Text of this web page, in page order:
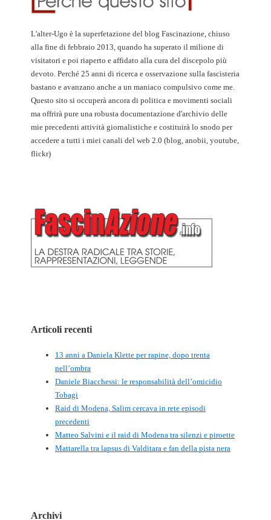
L'alter-Ugo è la superfetazione del blog Fascinazione, chiuso
alla fine di febbraio 2013, quando ha superato il milione di
visitatori e poi riaperto e affidato alla cura del discepolo più
devoto. Perché 25 anni di ricerca e osservazione sulla fascisteria
bastano e avanzano anche a un maniaco compulsivo come me.
Questo sito si occuperà ancora di politica e movimenti sociali
ma offrirà pure una robusta documentazione d'archivio delle
mie precedenti attività giornalistiche e costituirà lo snodo per
accedere a tutti i miei canali del web 2.0 (blog, anobii, youtube,
flickr)
Articoli recenti
13 anni a Daniela Klette per rapine, dopo trenta
nell’ombra
Daniele Biacchessi: le responsabilità dell’omicidio
Tobagi
Raid di Modena, Salim cercava in rete episodi
precedenti
Matteo Salvini e il raid di Modena tra silenzi e piroette
Mattarella tra lapsus di Valditara e fan della pista nera
Archivi